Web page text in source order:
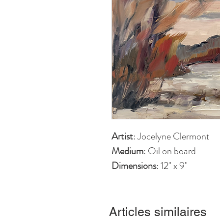
Artist: Jocelyne Clermont
Medium: Oil on board
Dimensions: 12'' x 9''
Articles similaires